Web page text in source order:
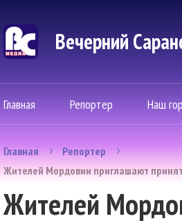
Вечерний
Главная Репортер Наш
Главная
Репортер
Жителей Мордовии приглашают
Жителей